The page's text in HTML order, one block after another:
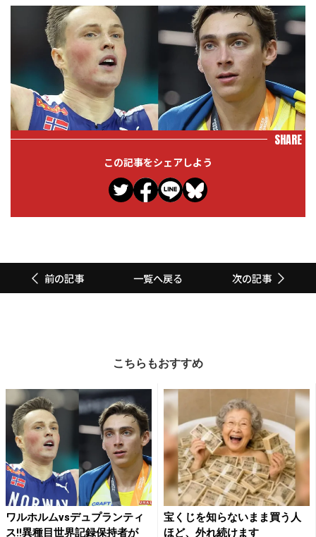
SHARE
この記事をシェアしよう
前の記事 一覧へ戻る 次の記事
こちらもおすすめ
ワルホルムvsデュプランティ
ス!!異種目世界記録保持者が
宝くじを知らないまま買う人
ほど、外れ続けます